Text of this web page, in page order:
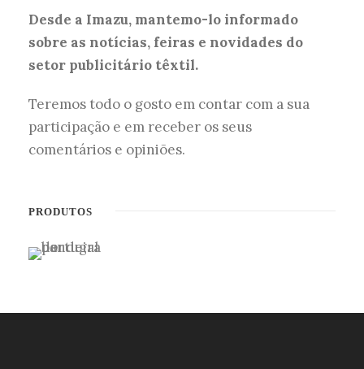
Desde a Imazu, mantemo-lo informado
sobre as notícias, feiras e novidades do
setor publicitário têxtil.
Teremos todo o gosto em contar com a sua
participação e em receber os seus
comentários e opiniões.
PRODUTOS